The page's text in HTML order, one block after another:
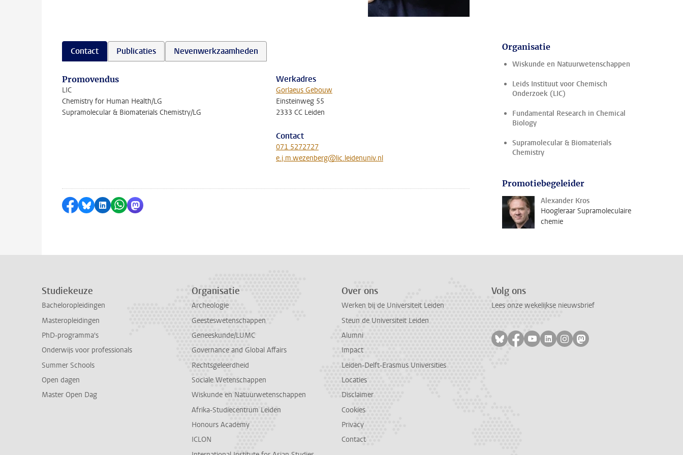
Contact Publicaties Nevenwerkzaamheden
Promovendus
LIC
Chemistry for Human Health/LG
Supramolecular & Biomaterials Chemistry/LG
Werkadres
Gorlaeus Gebouw
Einsteinweg 55
2333 CC Leiden
Contact
071 5272727
e.j.m.wezenberg@lic.leidenuniv.nl
Delen op Facebook
Delen via Bluesky
Delen op LinkedIn
Delen via WhatsApp
Delen via Mastodon
Organisatie
Wiskunde en Natuurwetenschappen
Leids Instituut voor Chemisch
Onderzoek (LIC)
Fundamental Research in Chemical
Biology
Supramolecular & Biomaterials
Chemistry
Promotiebegeleider
Alexander Kros
Hoogleraar Supramoleculaire
chemie
Studiekeuze
Bacheloropleidingen
Masteropleidingen
PhD-programma's
Onderwijs voor professionals
Summer Schools
Open dagen
Master Open Dag
Organisatie
Archeologie
Geesteswetenschappen
Geneeskunde/LUMC
Governance and Global Affairs
Rechtsgeleerdheid
Sociale Wetenschappen
Wiskunde en Natuurwetenschappen
Afrika-Studiecentrum Leiden
Honours Academy
ICLON
Over ons
Werken bij de Universiteit Leiden
Steun de Universiteit Leiden
Alumni
Impact
Leiden-Delft-Erasmus Universities
Locaties
Disclaimer
Cookies
Privacy
Contact
Volg ons
Lees onze wekelijkse nieuwsbrief
Volg ons op bluesky
Volg ons op facebook
Volg ons op youtube
Volg ons op linkedin
Volg ons op instagram
Volg ons op mastodon